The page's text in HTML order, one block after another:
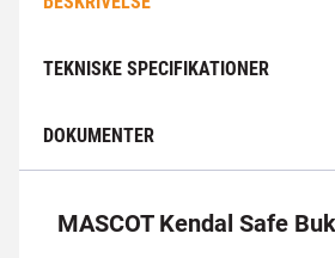
TEKNISKE SPECIFIKATIONER
DOKUMENTER
MASCOT Kendal Safe